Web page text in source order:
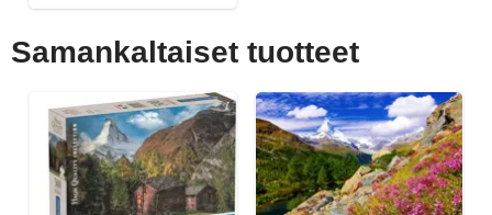
Samankaltaiset tuotteet